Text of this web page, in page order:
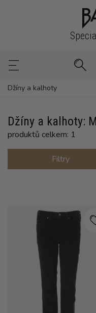
Džíny a kalhoty
Džíny a kalhoty:
produktů celkem: 1
Filtry